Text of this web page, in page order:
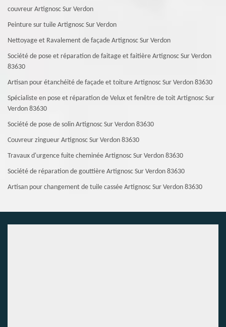
couvreur Artignosc Sur Verdon
Peinture sur tuile Artignosc Sur Verdon
Nettoyage et Ravalement de façade Artignosc Sur Verdon
Société de pose et réparation de faitage et faitière Artignosc Sur Verdon
83630
Artisan pour étanchéité de façade et toiture Artignosc Sur Verdon 83630
Spécialiste en pose et réparation de Velux et fenêtre de toit Artignosc Sur
Verdon 83630
Société de pose de solin Artignosc Sur Verdon 83630
Couvreur zingueur Artignosc Sur Verdon 83630
Travaux d'urgence fuite cheminée Artignosc Sur Verdon 83630
Société de réparation de gouttière Artignosc Sur Verdon 83630
Artisan pour changement de tuile cassée Artignosc Sur Verdon 83630